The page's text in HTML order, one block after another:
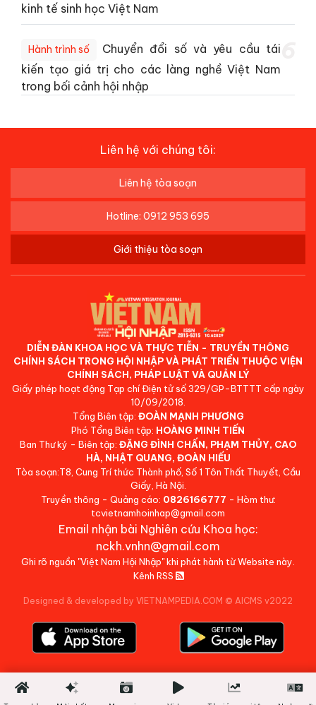
kinh tế sinh học Việt Nam
Hành trình số
Chuyển đổi số và yêu cầu tái
kiến tạo giá trị cho các làng nghề Việt Nam
trong bối cảnh hội nhập
Liên hệ với chúng tôi:
Liên hệ tòa soạn
Hotline: 0912 953 695
Giới thiệu tòa soạn
DIỄN ĐÀN KHOA HỌC VÀ THỰC TIỄN - TRUYỀN THÔNG
CHÍNH SÁCH TRONG HỘI NHẬP VÀ PHÁT TRIỂN THUỘC VIỆN
CHÍNH SÁCH, PHÁP LUẬT VÀ QUẢN LÝ
Giấy phép hoạt động Tạp chí Điện tử số 329/GP-BTTTT cấp ngày
10/09/2018.
Tổng Biên tập: ĐOÀN MẠNH PHƯƠNG
Phó Tổng Biên tập: HOÀNG MINH TIẾN
Ban Thư ký - Biên tập: ĐẶNG ĐÌNH CHẤN, PHẠM THỦY, CAO
HÀ, NHẬT QUANG, ĐOÀN HIẾU
Tòa soạn:T8, Cung Trí thức Thành phố, Số 1 Tôn Thất Thuyết, Cầu
Giấy, Hà Nội.
Truyền thông - Quảng cáo: 0826166777 - Hòm thư:
tcvietnamhoinhap@gmail.com
Email nhận bài Nghiên cứu Khoa học:
nckh.vnhn@gmail.com
Ghi rõ nguồn "Việt Nam Hội Nhập" khi phát hành từ Website này.
Kênh RSS
Designed & developed by VIETNAMPEDIA.COM © AICMS v2022